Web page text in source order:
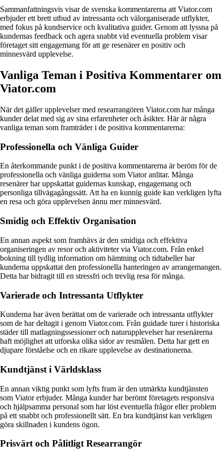
Sammanfattningsvis visar de svenska kommentarerna att Viator.com
erbjuder ett brett utbud av intressanta och välorganiserade utflykter,
med fokus på kundservice och kvalitativa guider. Genom att lyssna på
kundernas feedback och agera snabbt vid eventuella problem visar
företaget sitt engagemang för att ge resenärer en positiv och
minnesvärd upplevelse.
Vanliga Teman i Positiva Kommentarer om
Viator.com
När det gäller upplevelser med researrangören Viator.com har många
kunder delat med sig av sina erfarenheter och åsikter. Här är några
vanliga teman som framträder i de positiva kommentarerna:
Professionella och Vänliga Guider
En återkommande punkt i de positiva kommentarerna är beröm för de
professionella och vänliga guiderna som Viator anlitar. Många
resenärer har uppskattat guidernas kunskap, engagemang och
personliga tillvägagångssätt. Att ha en kunnig guide kan verkligen lyfta
en resa och göra upplevelsen ännu mer minnesvärd.
Smidig och Effektiv Organisation
En annan aspekt som framhävs är den smidiga och effektiva
organiseringen av resor och aktiviteter via Viator.com. Från enkel
bokning till tydlig information om hämtning och tidtabeller har
kunderna uppskattat den professionella hanteringen av arrangemangen.
Detta har bidragit till en stressfri och trevlig resa för många.
Varierade och Intressanta Utflykter
Kunderna har även berättat om de varierade och intressanta utflykter
som de har deltagit i genom Viator.com. Från guidade turer i historiska
städer till matlagningssessioner och naturupplevelser har resenärerna
haft möjlighet att utforska olika sidor av resmålen. Detta har gett en
djupare förståelse och en rikare upplevelse av destinationerna.
Kundtjänst i Världsklass
En annan viktig punkt som lyfts fram är den utmärkta kundtjänsten
som Viator erbjuder. Många kunder har berömt företagets responsiva
och hjälpsamma personal som har löst eventuella frågor eller problem
på ett snabbt och professionellt sätt. En bra kundtjänst kan verkligen
göra skillnaden i kundens ögon.
Prisvärt och Pålitligt Researrangör